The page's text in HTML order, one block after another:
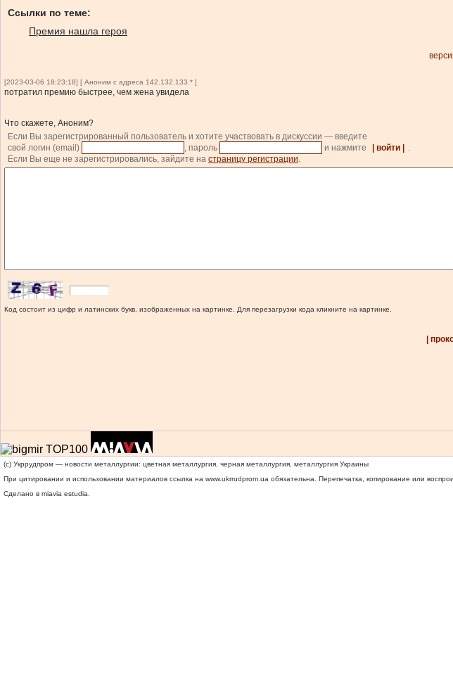
Ссылки по теме:
Премия нашла героя
[2023-03-06 18:23:18] [ Аноним с адреса 142.132.133.* ]
потратил премию быстрее, чем жена увидела
Что скажете, Аноним?
Если Вы зарегистрированный пользователь и хотите участвовать в дискуссии — введите
свой логин (email)
, пароль и нажмите | войти |
.
Если Вы еще не зарегистрировались, зайдите на страницу регистрации.
Код состоит из цифр и латинских букв, изображенных на картинке. Для перезагрузки кода кликните на картинке.
|
(c) Укррудпром — новости металлургии: цветная металлургия, черная металлургия, металлургия Украины
При цитировании и использовании материалов ссылка на www.ukrrudprom.ua обязательна. Перепечатка, копирование или
Сделано в miavia estudia.